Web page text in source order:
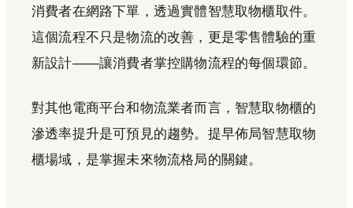
消費者在網路下單，透過實體智慧取物櫃取件。
這個流程不只是物流的改善，更是零售體驗的重
新設計——讓消費者掌控購物流程的每個環節。
對其他電商平台和物流業者而言，智慧取物櫃的
滲透率提升是可預見的趨勢。提早佈局智慧取物
櫃場域，是掌握未來物流格局的關鍵。